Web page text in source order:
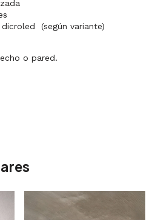
(según variante)
o pared.